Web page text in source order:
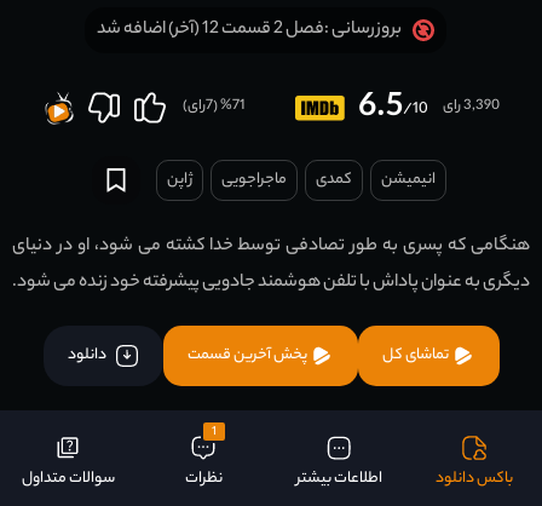
بروزرسانی :فصل 2 قسمت 12 (آخر) اضافه شد
6.5/10 3,390 رای 71
% (
7رای)
انیمیشن کمدی ماجراجویی ژاپن
هنگامی که پسری به طور تصادفی توسط خدا کشته می شود، او در دنیای
دیگری به عنوان پاداش با تلفن هوشمند جادویی پیشرفته خود زنده می شود.
تماشای کل پخش آخرین قسمت دانلود
باکس دانلود اطلاعات بیشتر
1
نظرات سوالات متداول